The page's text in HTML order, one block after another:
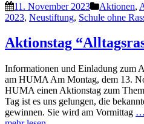
11. November 2023 Aktionen,
2023, Neustiftung, Schule ohne
Aktionstag
Informationen und Einladung zum
am HUMA Am Montag, dem 13.
HUMA einen Aktionstag zum
Tag ist es uns gelungen, die
gewinnen. Sie wird am Vormittag …